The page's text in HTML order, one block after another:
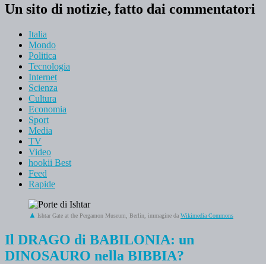
Un sito di notizie, fatto dai commentatori
Italia
Mondo
Politica
Tecnologia
Internet
Scienza
Cultura
Economia
Sport
Media
TV
Video
hookii Best
Feed
Rapide
Ishtar Gate at the Pergamon Museum, Berlin, immagine da Wikimedia Commons
Il DRAGO di BABILONIA: un
DINOSAURO nella BIBBIA?